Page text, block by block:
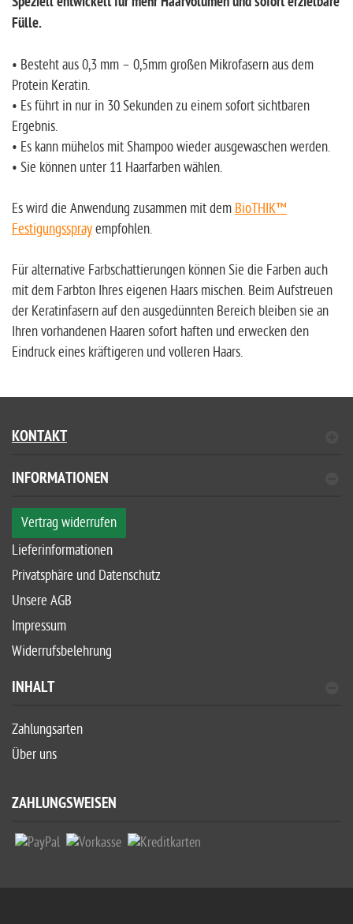
Fülle.
• Besteht aus 0,3 mm – 0,5mm großen Mikrofasern aus dem
Protein Keratin.
• Es führt in nur in 30 Sekunden zu einem sofort sichtbaren
Ergebnis.
• Es kann mühelos mit Shampoo wieder ausgewaschen werden.
• Sie können unter 11 Haarfarben wählen.
Es wird die Anwendung zusammen mit dem BioTHIK™
Festigungssprayempfohlen.
Für alternative Farbschattierungen können Sie die Farben auch
mit dem Farbton Ihres eigenen Haars mischen. Beim Aufstreuen
der Keratinfasern auf den ausgedünnten Bereich bleiben sie an
Ihren vorhandenen Haaren sofort haften und erwecken den
Eindruck eines kräftigeren und volleren Haars.
KONTAKT
INFORMATIONEN
Vertrag widerrufen
Lieferinformationen
Privatsphäre und Datenschutz
Unsere AGB
Impressum
Widerrufsbelehrung
INHALT
Zahlungsarten
Über uns
ZAHLUNGSWEISEN